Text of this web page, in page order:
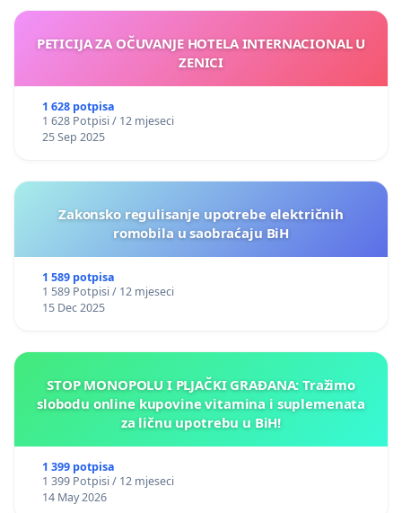
PETICIJA ZA OČUVANJE HOTELA INTERNACIONAL U
ZENICI
1 628 potpisa
1 628 Potpisi / 12 mjeseci
25 Sep 2025
Zakonsko regulisanje upotrebe električnih
romobila u saobraćaju BiH
1 589 potpisa
1 589 Potpisi / 12 mjeseci
15 Dec 2025
STOP MONOPOLU I PLJAČKI GRAĐANA: Tražimo
slobodu online kupovine vitamina i suplemenata
za ličnu upotrebu u BiH!
1 399 potpisa
1 399 Potpisi / 12 mjeseci
14 May 2026